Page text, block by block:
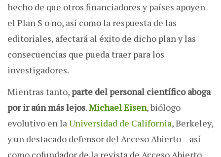
hecho de que otros financiadores y países apoyen
el Plan S o no, así como la respuesta de las
editoriales, afectará al éxito de dicho plan y las
consecuencias que pueda traer para los
investigadores.
Mientras tanto,parte del personal científico aboga
por ir aún más lejos.Michael Eisen, biólogo
evolutivo en la Universidad de California, Berkeley,
y un destacado defensor del Acceso Abierto – así
como cofundador de la revista de Acceso Abierto